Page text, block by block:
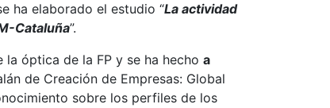
ha elaborado el estudio “La actividad
Cataluña”.
óptica de la FP y se ha hecho a
de Creación de Empresas: Global
sobre los perfiles de los